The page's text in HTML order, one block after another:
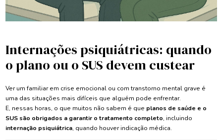
Internações psiquiátricas: quando
o plano ou o SUS devem custear
Ver um familiar em crise emocional ou com transtorno mental grave é
uma das situações mais difíceis que alguém pode enfrentar.
E, nessas horas, o que muitos não sabem é que planos de saúde e o
SUS são obrigados a garantir o tratamento completo, incluindo
internação psiquiátrica, quando houver indicação médica.